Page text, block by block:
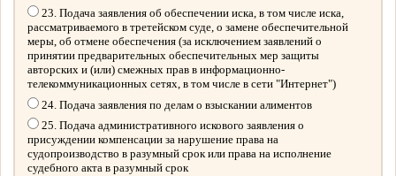
23. Подача заявления об обеспечении иска, в том числе иска,
рассматриваемого в третейском суде, о замене обеспечительной
меры, об отмене обеспечения (за исключением заявлений о
принятии предварительных обеспечительных мер защиты
авторских и (или) смежных прав в информационно-
телекоммуникационных сетях, в том числе в сети "Интернет")
24. Подача заявления по делам о взыскании алиментов
25. Подача административного искового заявления о
присуждении компенсации за нарушение права на
судопроизводство в разумный срок или права на исполнение
судебного акта в разумный срок